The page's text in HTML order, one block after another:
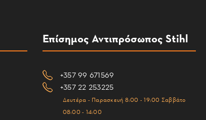
Επίσημος Αντιπρόσωπος Stihl
+357 99 671569
+357 22 253225
Δευτέρα - Παρασκευή 8:00 - 19:00 Σαββάτο
08:00 - 14:00